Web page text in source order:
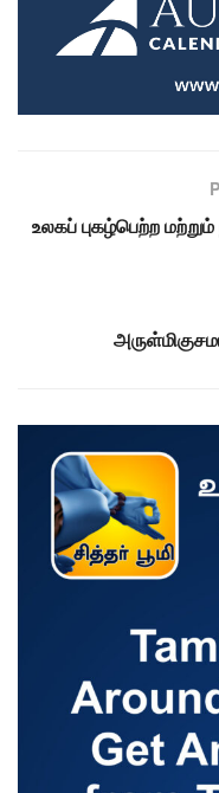
உலகப் புகழ்பெற்ற